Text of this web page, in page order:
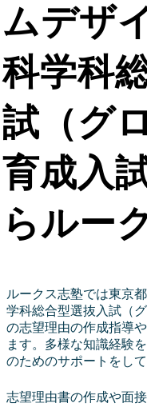
ムデザ
科学科
試（グ
育成入
らルー
ルークス志塾では東京
学科総合型選抜入試（
の志望理由の作成指導
ます。多様な知識経験
のためのサポートをして
志望理由書の作成や面